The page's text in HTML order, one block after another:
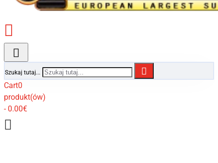
Szukaj tutaj...
Cart0
produkt(ów)
- 0.00€